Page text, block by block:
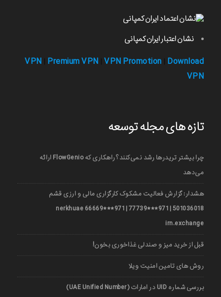
نشان اعتبار ایران کمپانی
VPN Premium VPN VPN Promotion Download
VPN
تازه های مجله توسعه
چرا بیشتر تریدرها رشد نمی‌کنند؟ راهکاری که FlowGenio ارائه
می‌دهد
هشدار: گزارش فعالیت مشکوک کارگزاری مالی و ارزی قشم
501036018 | 971***77739 | 971***66669 nerkhuae
irn.exchange
قبل از خرید میز و صندلی غذاخوری بخون!
روش های تامین امنیت ویلا
بررسی شماره UID در امارات (UAE Unified Number)